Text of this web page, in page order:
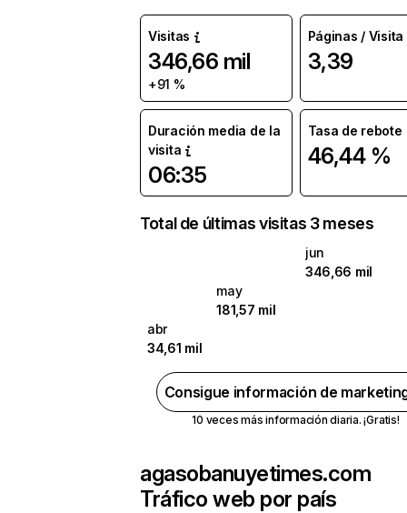
Visitas
346,66 mil
+91 %
Páginas / Visita
3,39
Duración media de la
visita
06:35
Tasa de rebote
46,44 %
Total de últimas visitas 3 meses
jun
346,66 mil
may
181,57 mil
abr
34,61 mil
Consigue información de
10 veces más información diaria. ¡Gratis!
agasobanuyetimes.com
Tráfico web por país